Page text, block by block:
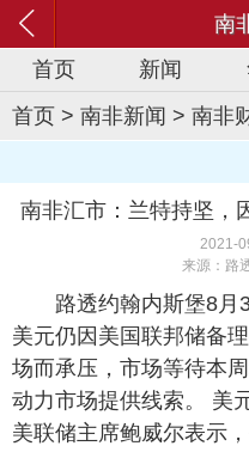
南
首页
新闻
首页 > 南非新闻 > 南非
南非汇市：兰特持坚，
2021-
来源：路
路透约翰内斯堡8月
美元仍因美国联邦储备
场而承压，市场等待本
动力市场提供线索。 美
美联储主席鲍威尔表示